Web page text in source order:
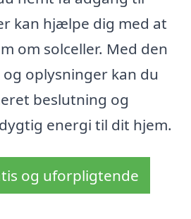
kan hjælpe dig med at
om solceller. Med den
oplysninger kan du
beslutning og
energi til dit hjem.
og uforpligtende